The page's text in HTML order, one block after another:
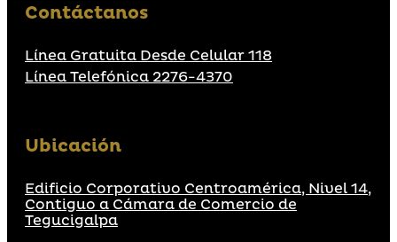
Contáctanos
Línea Gratuita Desde Celular 118
Línea Telefónica 2276-4370
Ubicación
Edificio Corporativo Centroamérica, Nivel 14,
Contiguo a Cámara de Comercio de
Tegucigalpa